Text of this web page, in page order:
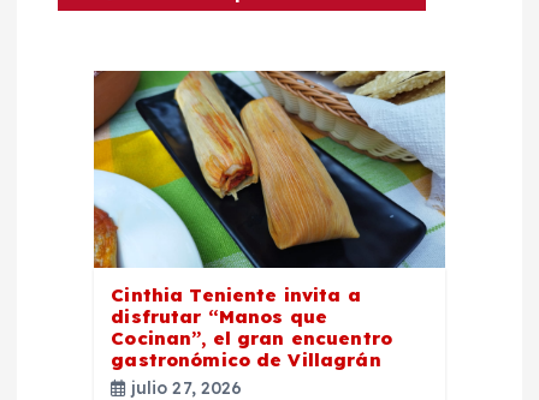
Cinthia Teniente invita a
disfrutar “Manos que
Cocinan”, el gran encuentro
gastronómico de Villagrán
julio 27, 2026